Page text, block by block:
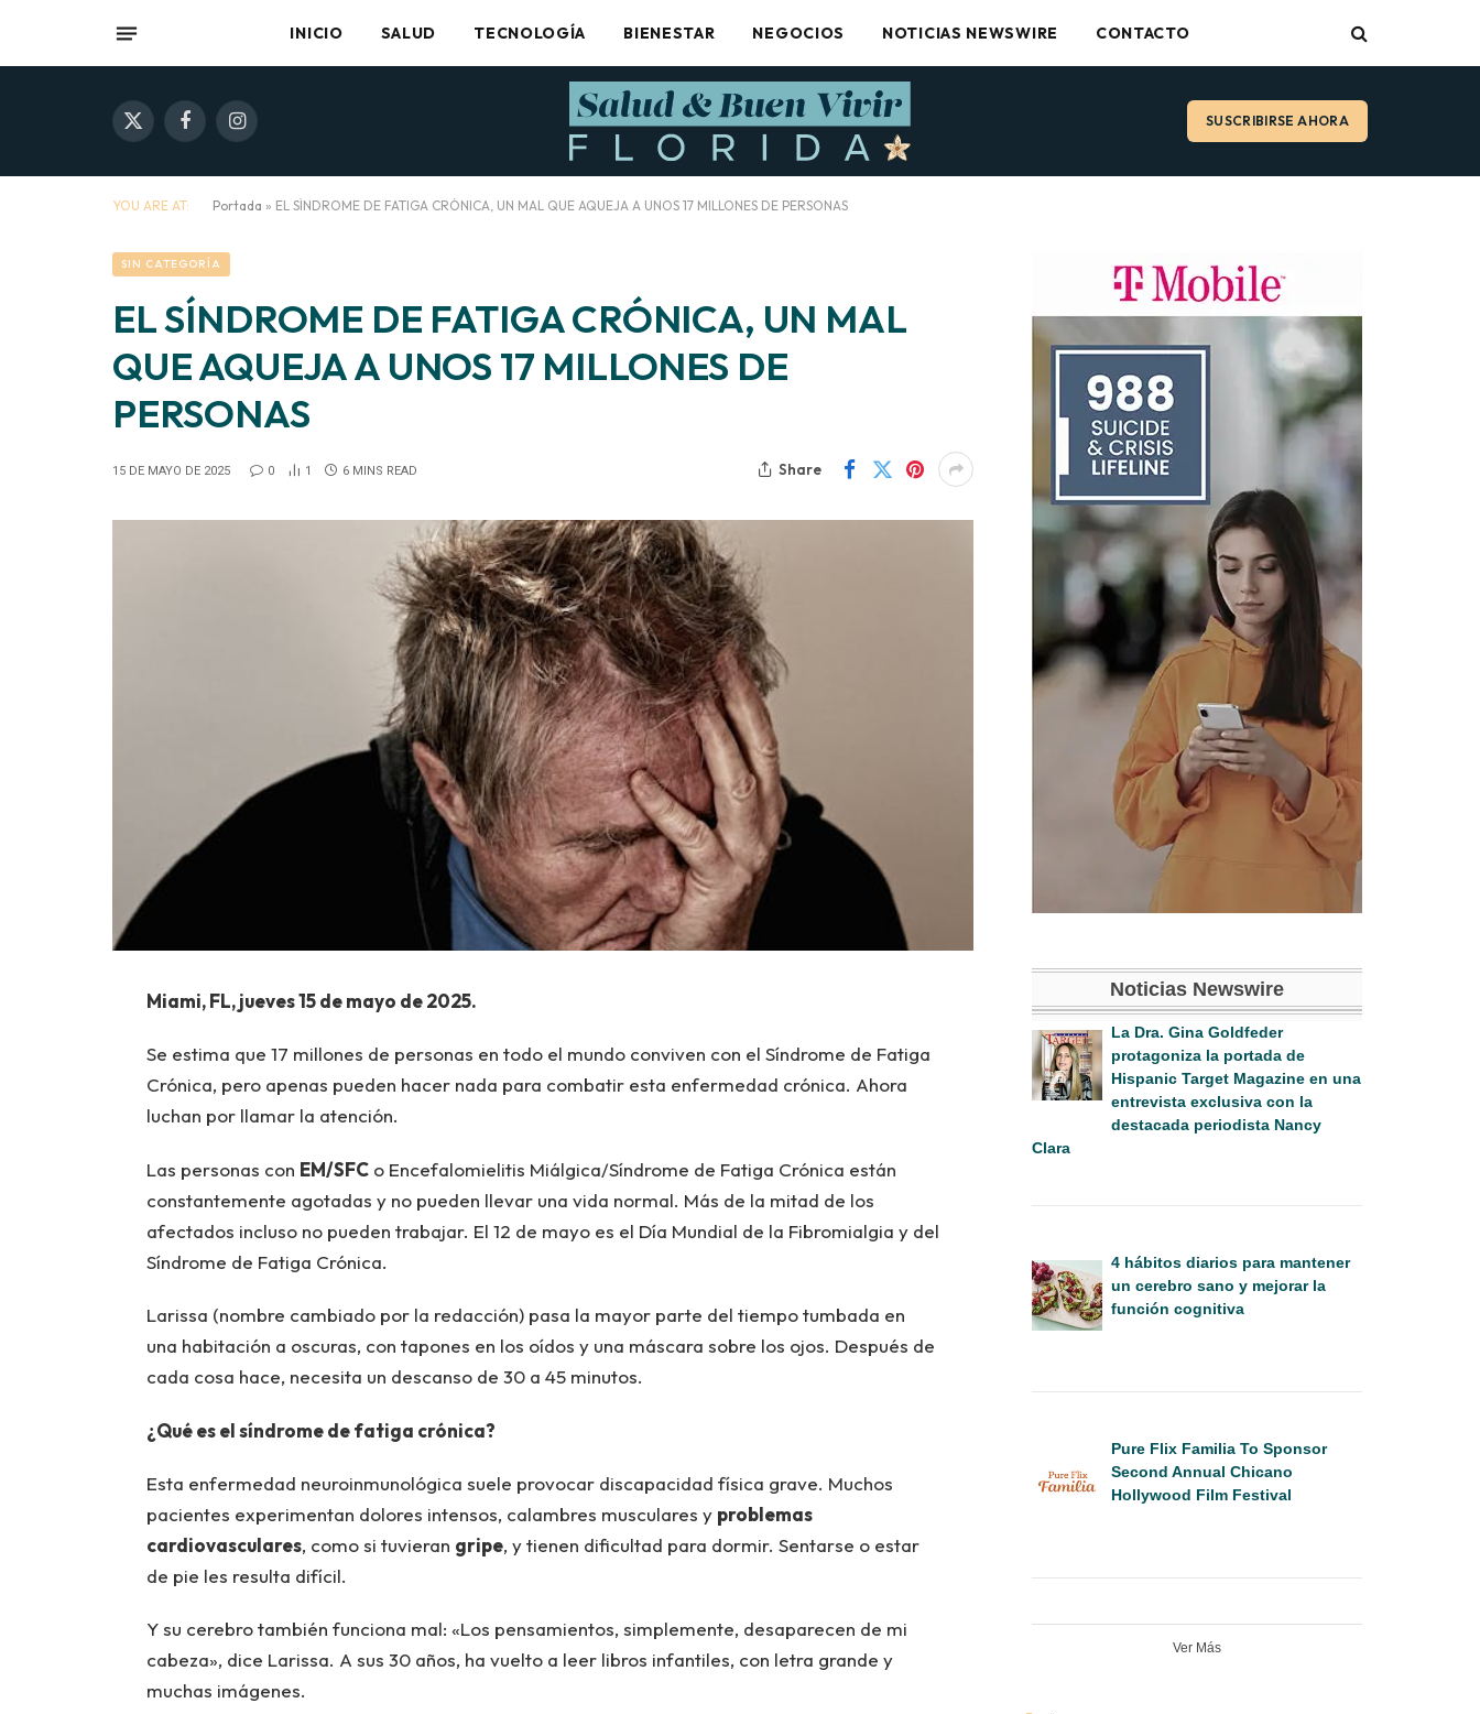
INICIO SALUD TECNOLOGÍA BIENESTAR NEGOCIOS NOTICIAS NEWSWIRE CONTACTO
X
FacebookInstagram SUSCRIBIRSE AHORA
YOU ARE AT: Portada » EL SÍNDROME DE FATIGA CRÓNICA, UN MAL QUE AQUEJA A UNOS 17 MILLONES DE PERSONAS
SIN CATEGORÍA
EL SÍNDROME DE FATIGA CRÓNICA, UN MAL
QUE AQUEJA A UNOS 17 MILLONES DE
PERSONAS
15 DE MAYO DE 2025 0 1 6 MINS READ Share
Miami, FL, jueves 15 de mayo de 2025.
Se estima que 17 millones de personas en todo el mundo conviven con el Síndrome de Fatiga
Crónica, pero apenas pueden hacer nada para combatir esta enfermedad crónica. Ahora
luchan por llamar la atención.
Las personas con EM/SFCo Encefalomielitis Miálgica/Síndrome de Fatiga Crónica están
constantemente agotadas y no pueden llevar una vida normal. Más de la mitad de los
afectados incluso no pueden trabajar. El 12 de mayo es el Día Mundial de la Fibromialgia y del
Síndrome de Fatiga Crónica.
Larissa (nombre cambiado por la redacción) pasa la mayor parte del tiempo tumbada en
una habitación a oscuras, con tapones en los oídos y una máscara sobre los ojos. Después de
cada cosa hace, necesita un descanso de 30 a 45 minutos.
¿Qué es el síndrome de fatiga crónica?
Esta enfermedad neuroinmunológica suele provocar discapacidad física grave. Muchos
pacientes experimentan dolores intensos, calambres musculares y problemas
cardiovasculares, como si tuvieran gripe, y tienen dificultad para dormir. Sentarse o estar
de pie les resulta difícil.
Y su cerebro también funciona mal: «Los pensamientos, simplemente, desaparecen de mi
cabeza», dice Larissa. A sus 30 años, ha vuelto a leer libros infantiles, con letra grande y
muchas imágenes.
Noticias Newswire
La Dra. Gina Goldfeder
protagoniza la portada de
Hispanic Target Magazine en una
entrevista exclusiva con la
destacada periodista Nancy
Clara
4 hábitos diarios para mantener
un cerebro sano y mejorar la
función cognitiva
Pure Flix Familia To Sponsor
Second Annual Chicano
Hollywood Film Festival
Ver Más